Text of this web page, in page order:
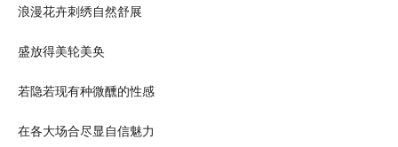
浪漫花卉刺绣自然舒展
盛放得美轮美奂
若隐若现有种微醺的性感
在各大场合尽显自信魅力